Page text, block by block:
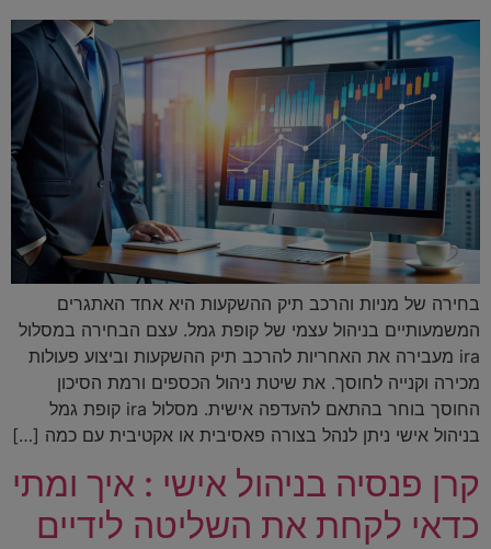
בחירה של מניות והרכב תיק ההשקעות היא אחד האתגרים
המשמעותיים בניהול עצמי של קופת גמל. עצם הבחירה במסלול
ira מעבירה את האחריות להרכב תיק ההשקעות וביצוע פעולות
מכירה וקנייה לחוסך. את שיטת ניהול הכספים ורמת הסיכון
החוסך בוחר בהתאם להעדפה אישית. מסלול ira קופת גמל
בניהול אישי ניתן לנהל בצורה פאסיבית או אקטיבית עם כמה […]
קרן פנסיה בניהול אישי : איך ומתי
כדאי לקחת את השליטה לידיים